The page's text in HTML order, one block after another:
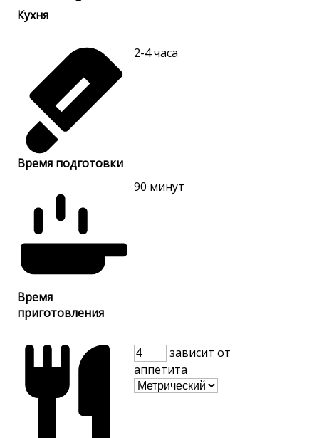
Кухня
Время подготовки
2-4часа
Время
приготовления
90 минут
зависит от
аппетита